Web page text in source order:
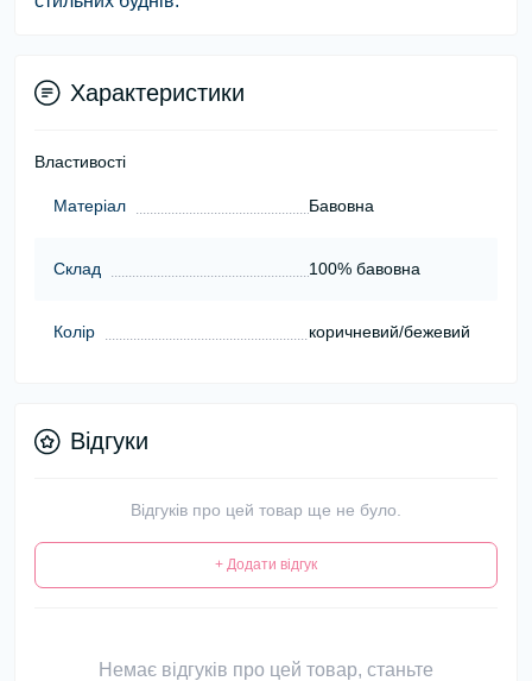
Характеристики
Властивості
Матеріал Бавовна
Склад 100% бавовна
Колір коричневий/бежевий
Відгуки
Відгуків про цей товар ще не було.
+ Додати відгук
Немає відгуків про цей товар, станьте